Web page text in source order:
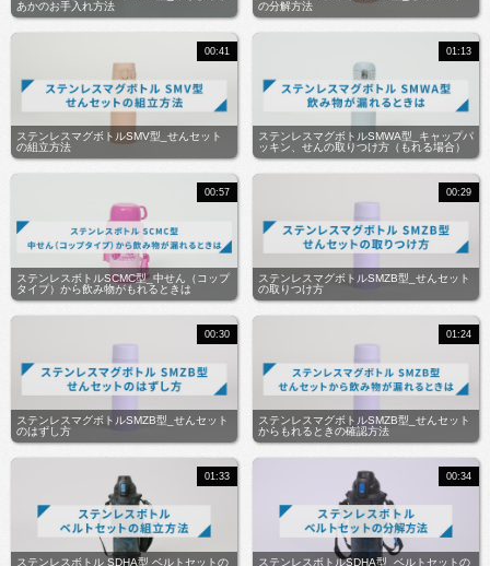
あかのお手入れ方法
の分解方法
ステンレスマグボトルSMV型_せんセット
の組立方法
00:41
ステンレスマグボトルSMWA型_キャップパ
ッキン、せんの取りつけ方（もれる場合）
01:13
ステンレスボトルSCMC型_中せん（コップ
タイプ）から飲み物がもれるときは
00:57
ステンレスマグボトルSMZB型_せんセット
の取りつけ方
00:29
ステンレスマグボトルSMZB型_せんセット
のはずし方
00:30
ステンレスマグボトルSMZB型_せんセット
からもれるときの確認方法
01:24
ステンレスボトル SDHA型 ベルトセットの
01:33
ステンレスボトルSDHA型_ベルトセットの
00:34